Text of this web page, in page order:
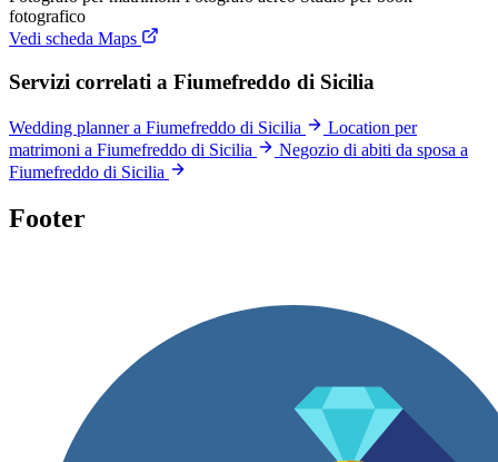
fotografico
Vedi scheda Maps
Servizi correlati a Fiumefreddo di Sicilia
Wedding planner a Fiumefreddo di Sicilia
Location per
matrimoni a Fiumefreddo di Sicilia
Negozio di abiti da sposa a
Fiumefreddo di Sicilia
Footer